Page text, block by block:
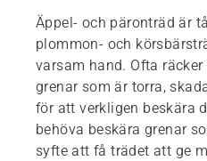
Äppel- och päronträd är
plommon- och
varsam hand. Ofta
grenar som är torra,
för att verkligen beskära
behöva beskära grenar
syfte att få trädet att ge